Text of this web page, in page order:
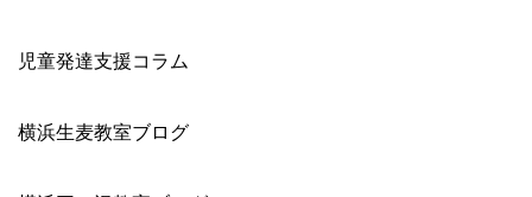
児童発達支援コラム
横浜生麦教室ブログ